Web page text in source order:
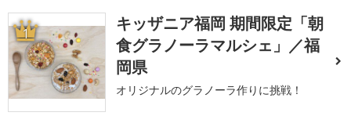
1
キッザニア福岡 期間限定「朝
食グラノーラマルシェ」／福
岡県
オリジナルのグラノーラ作りに挑戦！